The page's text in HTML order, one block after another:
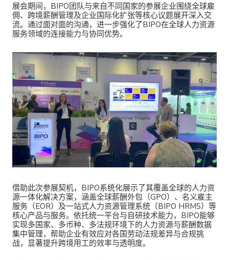
展会期间，BIPO团队与来自不同国家的参展企业围绕全球雇
佣、跨境薪酬管理及企业国际化扩张等核心议题展开深入交
流。通过面对面的沟通，进一步强化了BIPO在全球人力资源
服务领域的连接能力与协同优势。
借助此次参展契机，BIPO系统化展示了其覆盖全球的人力资
源一体化解决方案，涵盖全球薪酬外包（GPO）、名义雇主
服务（EOR）及一站式人力资源管理系统（BIPO HRMS）等
核心产品与服务。依托统一平台与自研技术能力，BIPO能够
实现多国家、多币种、多法规环境下的人力资源与薪酬数据
集中管理，帮助企业有效应对各国劳动法规差异与合规挑
战，显著提升跨境用工的效率与透明度。